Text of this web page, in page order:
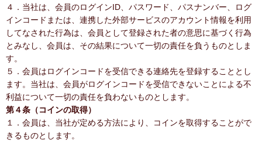
４．当社は、会員のログインID、パスワード、パスナンバー、ログ
インコードまたは、連携した外部サービスのアカウント情報を利用
してなされた行為は、会員として登録された者の意思に基づく行為
とみなし、会員は、その結果について一切の責任を負うものとしま
す。
５．会員はログインコードを受信できる連絡先を登録することとし
ます。当社は、会員がログインコードを受信できないことによる不
利益について一切の責任を負わないものとします。
第４条（コインの取得）
１．会員は、当社が定める方法により、コインを取得することがで
きるものとします。